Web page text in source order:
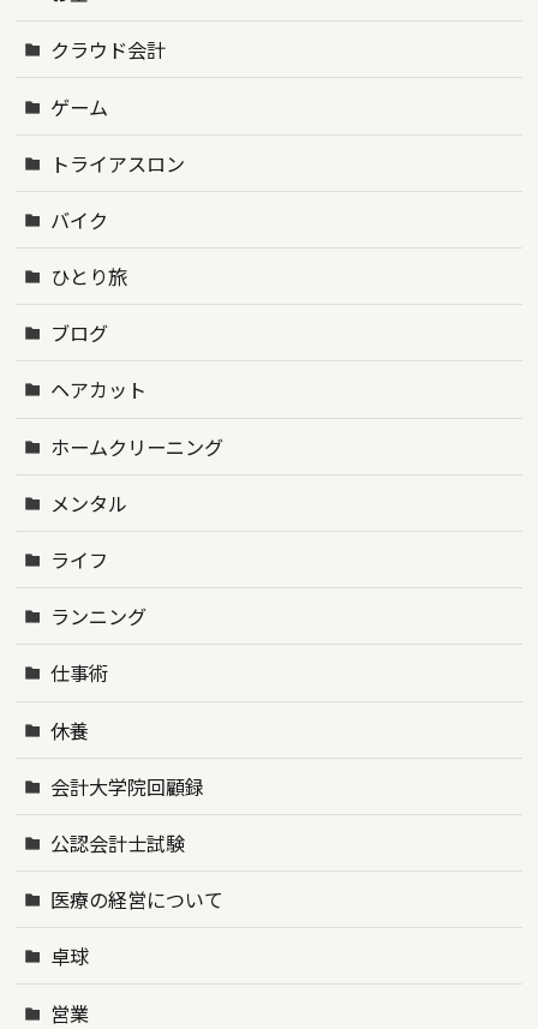
クラウド会計
ゲーム
トライアスロン
バイク
ひとり旅
ブログ
ヘアカット
ホームクリーニング
メンタル
ライフ
ランニング
仕事術
休養
会計大学院回顧録
公認会計士試験
医療の経営について
卓球
営業